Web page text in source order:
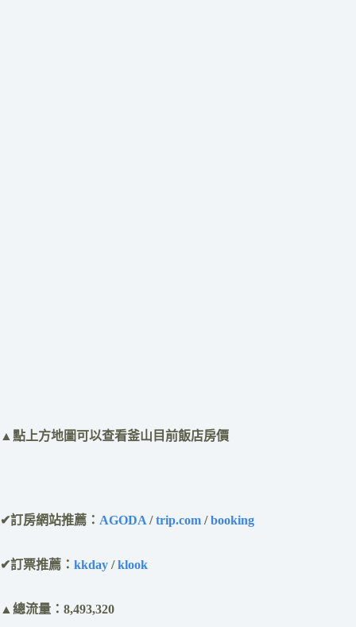
​▲點上方地圖可以查看釜山目前飯店房價
✔訂房網站推薦： AGODA /trip.com /booking
✔訂票推薦： kkday /klook
▲總流量：8,493,320